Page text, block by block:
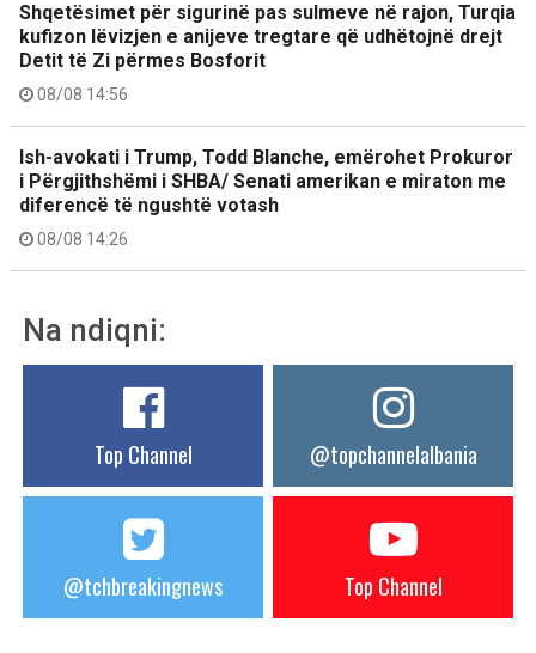
Shqetësimet për sigurinë pas sulmeve në rajon, Turqia
kufizon lëvizjen e anijeve tregtare që udhëtojnë drejt
Detit të Zi përmes Bosforit
08/08 14:56
Ish-avokati i Trump, Todd Blanche, emërohet Prokuror
i Përgjithshëmi i SHBA/ Senati amerikan e miraton me
diferencë të ngushtë votash
08/08 14:26
Na ndiqni:
Top Channel @topchannelalbania
@tchbreakingnews Top Channel